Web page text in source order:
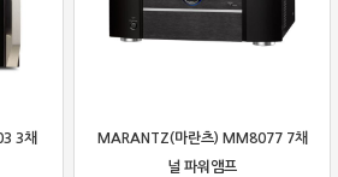
3채
MARANTZ(마란츠) MM8077 7채
널 파워앰프